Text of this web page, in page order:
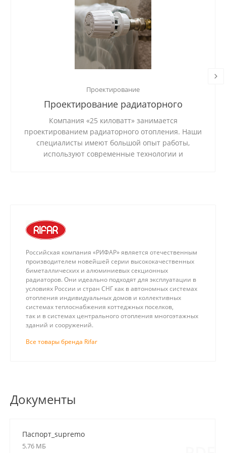
Проектирование
Проектирование радиаторного
отопления
Компания «25 киловатт» занимается
проектированием радиаторного отопления. Наши
специалисты имеют большой опыт работы,
используют современные технологии и
Российская компания «РИФАР» является отечественным
производителем новейшей серии высококачественных
биметаллических и алюминиевых секционных
радиаторов. Они идеально подходят для эксплуатации в
условиях России и стран СНГ как в автономных системах
отопления индивидуальных домов и коллективных
системах теплоснабжения коттеджных поселков,
так и в системах центрального отопления многоэтажных
зданий и сооружений.
Все товары бренда Rifar
Документы
Паспорт_supremo
5.76 МБ